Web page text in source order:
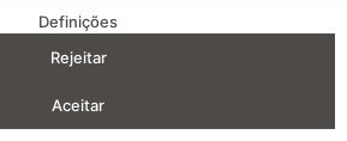
DA RESERVA
Definições
Rejeitar
Aceitar